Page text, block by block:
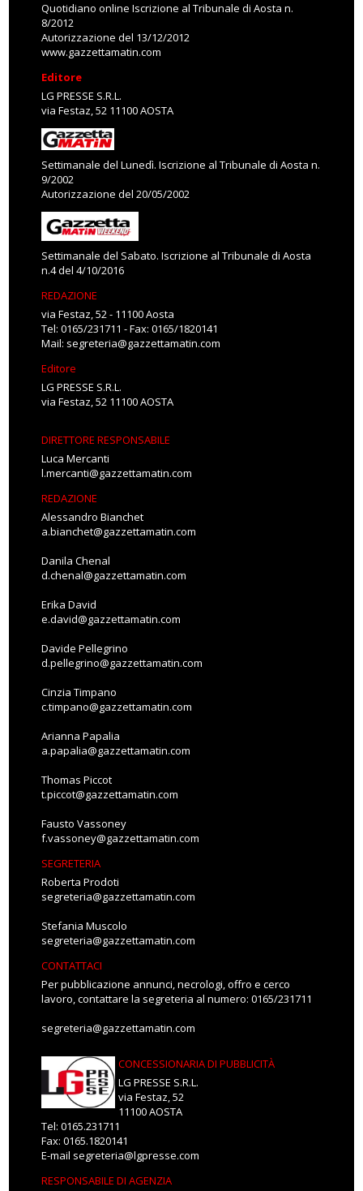
Quotidiano online Iscrizione al Tribunale di Aosta n.
8/2012
Autorizzazione del 13/12/2012
www.gazzettamatin.com
Editore
LG PRESSE S.R.L.
via Festaz, 52 11100 AOSTA
Settimanale del Lunedì. Iscrizione al Tribunale di Aosta n.
9/2002
Autorizzazione del 20/05/2002
Settimanale del Sabato. Iscrizione al Tribunale di Aosta
n.4 del 4/10/2016
REDAZIONE
via Festaz, 52 - 11100 Aosta
Tel: 0165/231711 - Fax: 0165/1820141
Mail: segreteria@gazzettamatin.com
Editore
LG PRESSE S.R.L.
via Festaz, 52 11100 AOSTA
DIRETTORE RESPONSABILE
Luca Mercanti
l.mercanti@gazzettamatin.com
REDAZIONE
Alessandro Bianchet
a.bianchet@gazzettamatin.com
Danila Chenal
d.chenal@gazzettamatin.com
Erika David
e.david@gazzettamatin.com
Davide Pellegrino
d.pellegrino@gazzettamatin.com
Cinzia Timpano
c.timpano@gazzettamatin.com
Arianna Papalia
a.papalia@gazzettamatin.com
Thomas Piccot
t.piccot@gazzettamatin.com
Fausto Vassoney
f.vassoney@gazzettamatin.com
SEGRETERIA
Roberta Prodoti
segreteria@gazzettamatin.com
Stefania Muscolo
segreteria@gazzettamatin.com
CONTATTACI
Per pubblicazione annunci, necrologi, offro e cerco
lavoro, contattare la segreteria al numero: 0165/231711
segreteria@gazzettamatin.com
CONCESSIONARIA DI PUBBLICITÀ
LG PRESSE S.R.L.
via Festaz, 52
11100 AOSTA
Tel: 0165.231711
Fax: 0165.1820141
E-mail segreteria@lgpresse.com
RESPONSABILE DI AGENZIA